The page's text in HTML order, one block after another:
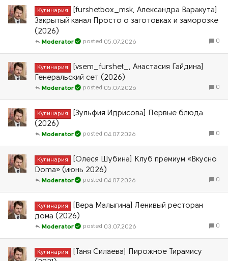
Кулинария
[furshetbox_msk, Александра Варакута]
Закрытый канал Просто о заготовках и заморозке
(2026)
0
05.07.2026
Moderator
Кулинария
[vsem_furshet_, Анастасия Гайдина]
Генеральский сет (2026)
0
05.07.2026
Moderator
Кулинария
[Зульфия Идрисова] Первые блюда
(2026)
0
04.07.2026
Moderator
Кулинария
[Олеся Шубина] Клуб премиум «Вкусно
Doma» (июнь 2026)
0
04.07.2026
Moderator
Кулинария
[Вера Малыгина] Ленивый ресторан
дома (2026)
0
03.07.2026
Moderator
Кулинария
[Таня Силаева] Пирожное Тирамису